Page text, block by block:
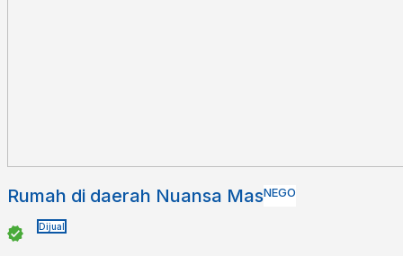
Rumah di daerah Nuansa Mas⁣NEGO
Dijual